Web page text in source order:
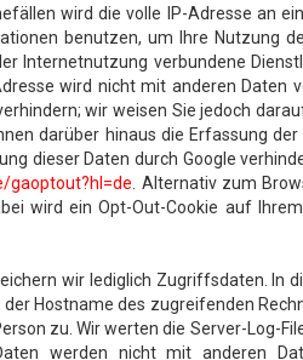
wird die volle IP-Adresse an
benutzen, um Ihre Nutzung
Internetnutzung verbundene
wird nicht mit anderen Daten
wir weisen Sie jedoch
darüber hinaus die Erfassung der
dieser Daten durch Google
gaoptout?hl=de . Alternativ zum
wird ein Opt-Out-Cookie auf
wir lediglich Zugriffsdaten. In
Hostname des zugreifenden
zu. Wir werten die Server-Log-
werden nicht mit anderen